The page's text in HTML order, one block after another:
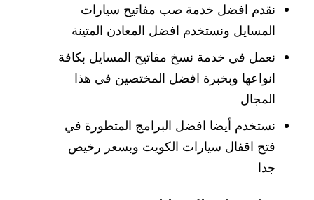
نقدم افضل خدمة صب مفاتيح سيارات
المسايل ونستخدم افضل المعادن المتينة
نعمل في خدمة نسخ مفاتيح المسايل بكافة
انواعها وبخبرة افضل المختصين في هذا
المجال
نستخدم أيضا افضل البرامج المتطورة في
فتح اقفال سيارات الكويت وبسعر رخيص
جدا